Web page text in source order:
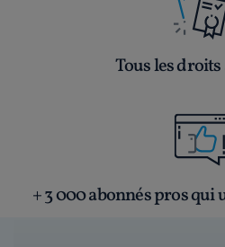
Tous les droits
+ 3 000 abonnés pros qui